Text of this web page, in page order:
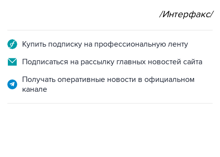
/Интерфакс/
Купить подписку на профессиональную ленту
Подписаться на рассылку главных новостей сайта
Получать оперативные новости в официальном
канале